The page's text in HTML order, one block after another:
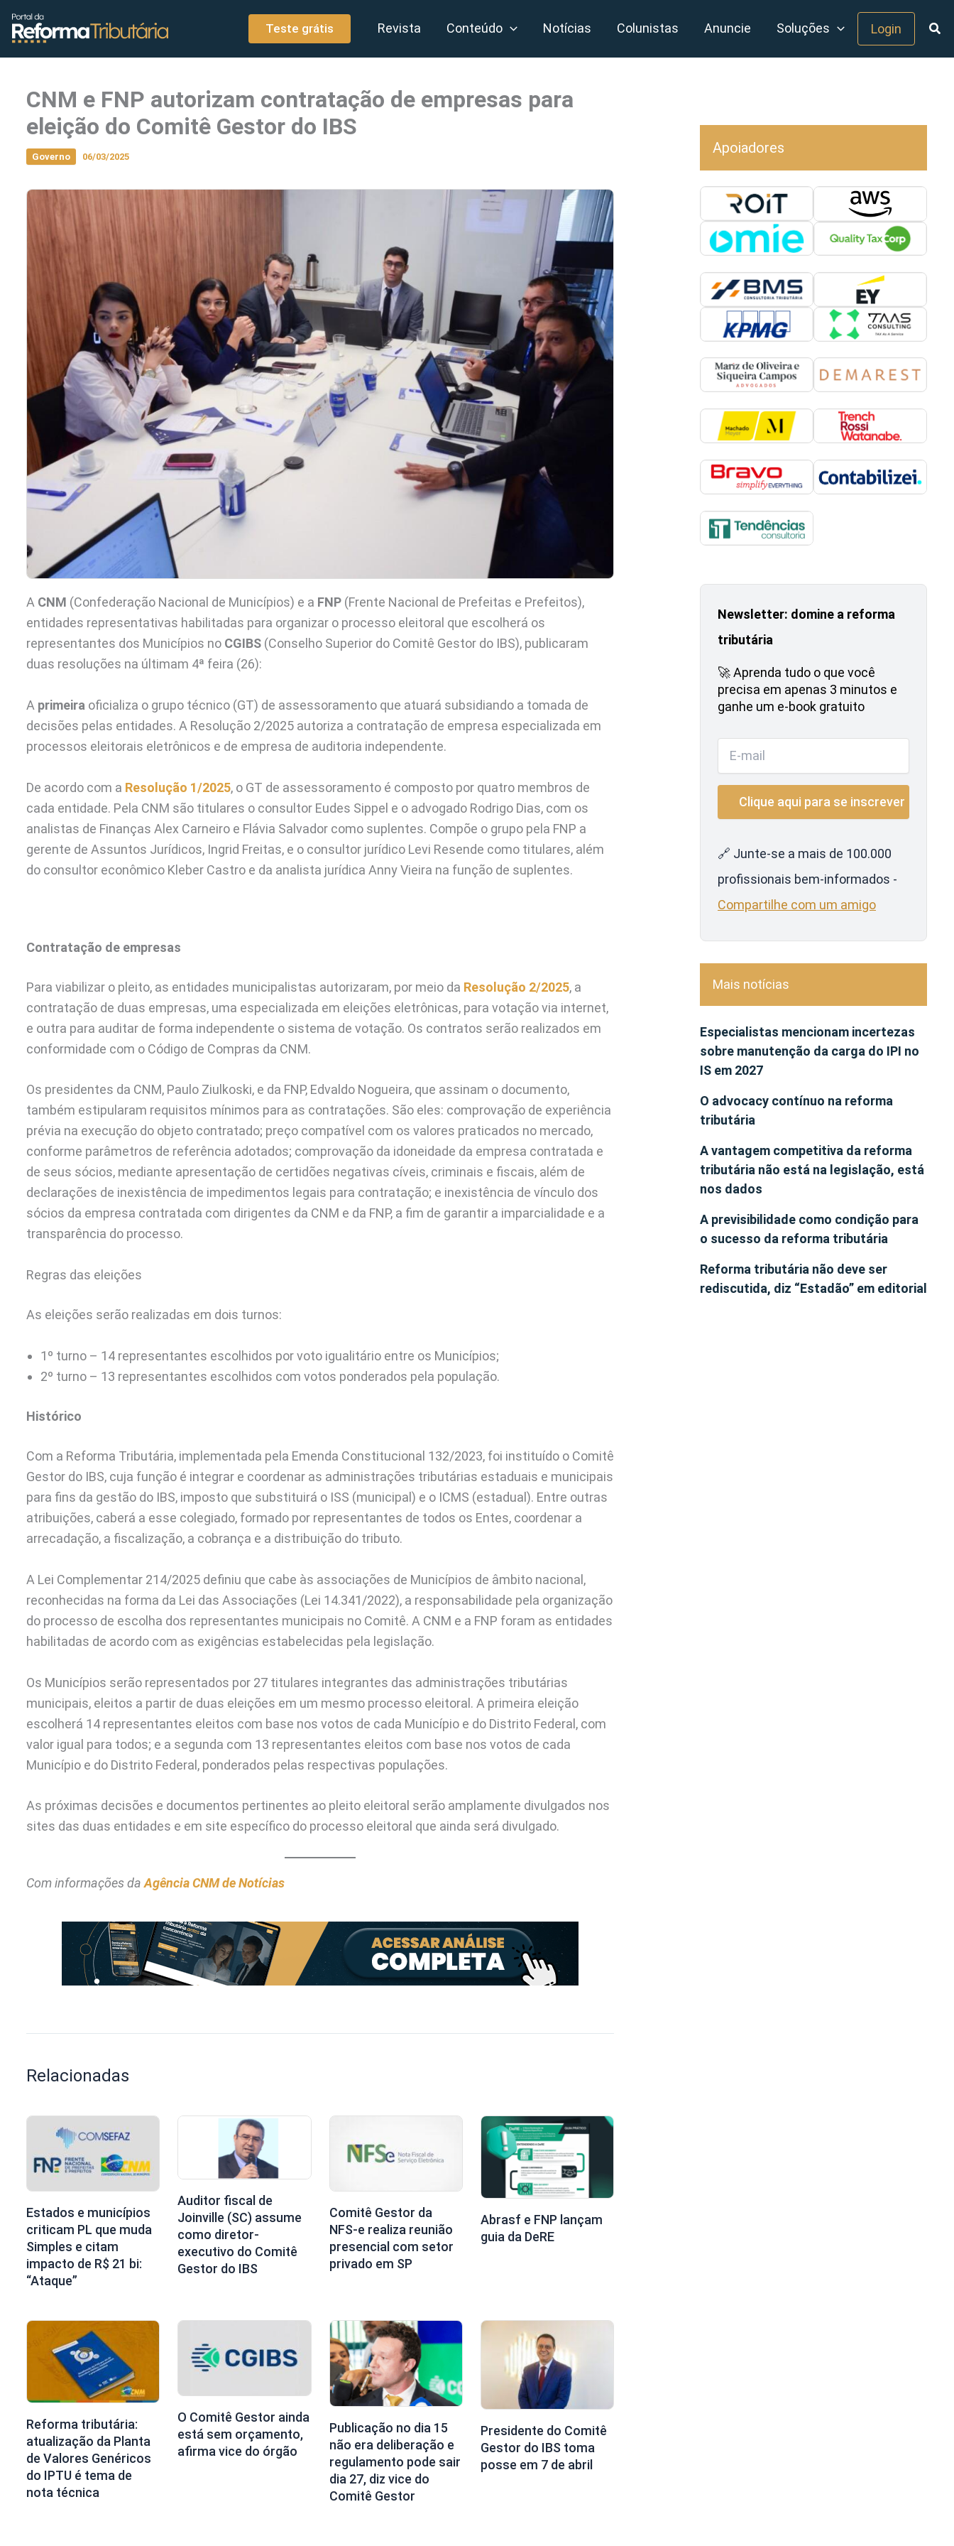
conteúdo
Teste grátis Revista Conteúdo Notícias Colunistas Anuncie Soluções Login
CNM e FNP autorizam contratação de empresas para
eleição do Comitê Gestor do IBS
Governo 06/03/2025
A CNM (Confederação Nacional de Municípios) e a FNP (Frente Nacional de Prefeitas e Prefeitos),
entidades representativas habilitadas para organizar o processo eleitoral que escolherá os
representantes dos Municípios no CGIBS (Conselho Superior do Comitê Gestor do IBS), publicaram
duas resoluções na últimam 4ª feira (26):
A primeira oficializa o grupo técnico (GT) de assessoramento que atuará subsidiando a tomada de
decisões pelas entidades. A Resolução 2/2025 autoriza a contratação de empresa especializada em
processos eleitorais eletrônicos e de empresa de auditoria independente.
De acordo com a Resolução 1/2025, o GT de assessoramento é composto por quatro membros de
cada entidade. Pela CNM são titulares o consultor Eudes Sippel e o advogado Rodrigo Dias, com os
analistas de Finanças Alex Carneiro e Flávia Salvador como suplentes. Compõe o grupo pela FNP a
gerente de Assuntos Jurídicos, Ingrid Freitas, e o consultor jurídico Levi Resende como titulares, além
do consultor econômico Kleber Castro e da analista jurídica Anny Vieira na função de suplentes.
Contratação de empresas
Para viabilizar o pleito, as entidades municipalistas autorizaram, por meio da Resolução 2/2025, a
contratação de duas empresas, uma especializada em eleições eletrônicas, para votação via internet,
e outra para auditar de forma independente o sistema de votação. Os contratos serão realizados em
conformidade com o Código de Compras da CNM.
Os presidentes da CNM, Paulo Ziulkoski, e da FNP, Edvaldo Nogueira, que assinam o documento,
também estipularam requisitos mínimos para as contratações. São eles: comprovação de experiência
prévia na execução do objeto contratado; preço compatível com os valores praticados no mercado,
conforme parâmetros de referência adotados; comprovação da idoneidade da empresa contratada e
de seus sócios, mediante apresentação de certidões negativas cíveis, criminais e fiscais, além de
declarações de inexistência de impedimentos legais para contratação; e inexistência de vínculo dos
sócios da empresa contratada com dirigentes da CNM e da FNP, a fim de garantir a imparcialidade e a
transparência do processo.
Regras das eleições
As eleições serão realizadas em dois turnos:
1º turno – 14 representantes escolhidos por voto igualitário entre os Municípios;
2º turno – 13 representantes escolhidos com votos ponderados pela população.
Histórico
Com a Reforma Tributária, implementada pela Emenda Constitucional 132/2023, foi instituído o Comitê
Gestor do IBS, cuja função é integrar e coordenar as administrações tributárias estaduais e municipais
para fins da gestão do IBS, imposto que substituirá o ISS (municipal) e o ICMS (estadual). Entre outras
atribuições, caberá a esse colegiado, formado por representantes de todos os Entes, coordenar a
arrecadação, a fiscalização, a cobrança e a distribuição do tributo.
A Lei Complementar 214/2025 definiu que cabe às associações de Municípios de âmbito nacional,
reconhecidas na forma da Lei das Associações (Lei 14.341/2022), a responsabilidade pela organização
do processo de escolha dos representantes municipais no Comitê. A CNM e a FNP foram as entidades
habilitadas de acordo com as exigências estabelecidas pela legislação.
Os Municípios serão representados por 27 titulares integrantes das administrações tributárias
municipais, eleitos a partir de duas eleições em um mesmo processo eleitoral. A primeira eleição
escolherá 14 representantes eleitos com base nos votos de cada Município e do Distrito Federal, com
valor igual para todos; e a segunda com 13 representantes eleitos com base nos votos de cada
Município e do Distrito Federal, ponderados pelas respectivas populações.
As próximas decisões e documentos pertinentes ao pleito eleitoral serão amplamente divulgados nos
sites das duas entidades e em site específico do processo eleitoral que ainda será divulgado.
Com informações daAgência CNM de Notícias
Relacionadas
Estados e municípios
criticam PL que muda
Simples e citam
impacto de R$ 21 bi:
“Ataque”
Auditor fiscal de
Joinville (SC) assume
como diretor-
executivo do Comitê
Gestor do IBS
Comitê Gestor da
NFS-e realiza reunião
presencial com setor
privado em SP
Abrasf e FNP lançam
guia da DeRE
Reforma tributária:
atualização da Planta
de Valores Genéricos
do IPTU é tema de
nota técnica
O Comitê Gestor ainda
está sem orçamento,
afirma vice do órgão
Publicação no dia 15
não era deliberação e
regulamento pode sair
dia 27, diz vice do
Comitê Gestor
Presidente do Comitê
Gestor do IBS toma
posse em 7 de abril
Apoiadores
Newsletter: domine a reforma
tributária
🚀 Aprenda tudo o que você
precisa em apenas 3 minutos e
ganhe um e-book gratuito
🔗 Junte-se a mais de 100.000
profissionais bem-informados -
Compartilhe com um amigo
Mais notícias
Especialistas mencionam incertezas
sobre manutenção da carga do IPI no
IS em 2027
O advocacy contínuo na reforma
tributária
A vantagem competitiva da reforma
tributária não está na legislação, está
nos dados
A previsibilidade como condição para
o sucesso da reforma tributária
Reforma tributária não deve ser
rediscutida, diz “Estadão” em editorial